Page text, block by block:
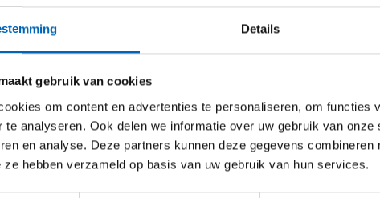
Details
gebruik van cookies
om content en advertenties te personaliseren, om functies
te analyseren. Ook delen we informatie over uw gebruik van
en analyse. Deze partners kunnen deze gegevens
ze hebben verzameld op basis van uw gebruik van hun services.